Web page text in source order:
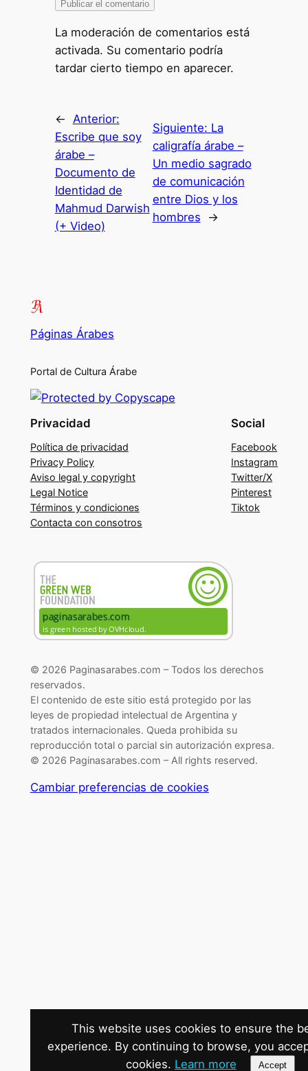
La moderación de comentarios está
activada. Su comentario podría
tardar cierto tiempo en aparecer.
←
Anterior:
Escribe que soy
árabe –
Documento de
Identidad de
Mahmud Darwish
(+ Video)
Siguiente: La
caligrafía árabe –
Un medio sagrado
de comunicación
entre Dios y los
hombres
→
Páginas Árabes
Portal de Cultura Árabe
Privacidad
Política de privacidad
Privacy Policy
Aviso legal y copyright
Legal Notice
Términos y condiciones
Contacta con consotros
Social
Facebook
Instagram
Twitter/X
Pinterest
Tiktok
© 2026 Paginasarabes.com – Todos los derechos
reservados.
El contenido de este sitio está protegido por las
leyes de propiedad intelectual de Argentina y
tratados internacionales. Queda prohibida su
reproducción total o parcial sin autorización expresa.
© 2026 Paginasarabes.com – All rights reserved.
This website uses cookies to ensure the
experience. By continuing to browse, you
cookies. Learn more Accept
Cambiar preferencias de cookies